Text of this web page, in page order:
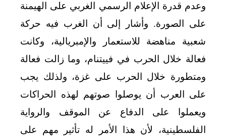
وعدم قدرة الإعلام الرسمي الغربي على الهيمنة
على الصورة. وأشار إلى أن الغرب فيه حركة
شعبية مناهضة للاستعمار والإمبريالية، وكانت
فعالة خلال الحرب في فييتنام، وما زالت فعالة
ومتطورة خلال الحرب على غزة، ولذلك يجب
على العرب أن يوصلوا صوتهم لهذه الحراكات
ويعملوا على الدفاع عن الموقف والرواية
الفلسطينية، لأن هذا الأمر له تأثير مهم على